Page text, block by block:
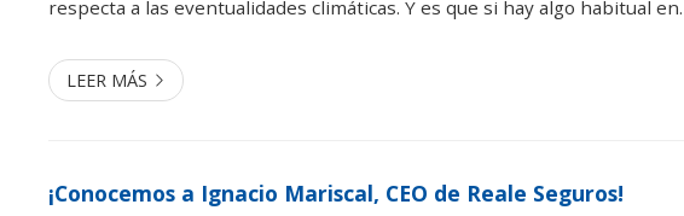
respecta a las eventualidades climáticas. Y es que si hay algo habitual en
impacto que puede...
LEER MÁS
¡Conocemos a Ignacio Mariscal, CEO de Reale Seguros!